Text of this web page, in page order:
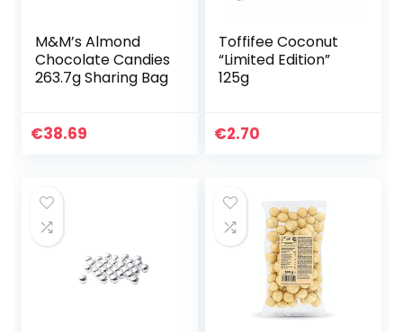
M&M’s Almond
Chocolate Candies
263.7g Sharing Bag
€38.69
Toffifee Coconut
“Limited Edition”
125g
€2.70